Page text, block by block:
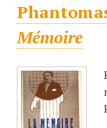
Mémoire